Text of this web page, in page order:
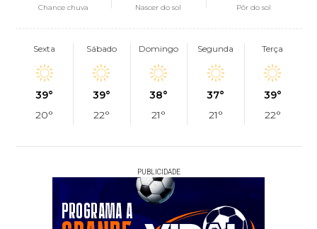
Chance chuva Nascer do sol Pôr do sol
Sexta
39°
20°
Sábado
39°
22°
Domingo
38°
21°
Segunda
37°
21°
Terça
39°
22°
PUBLICIDADE